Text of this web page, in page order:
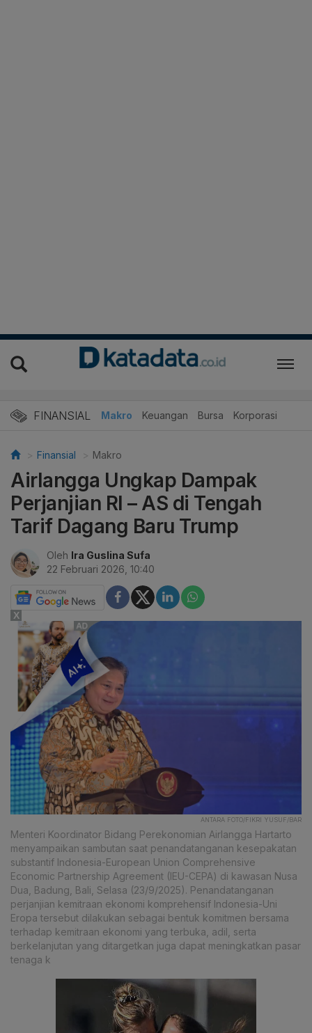
FINANSIAL Makro Keuangan Bursa Korporasi
Finansial Makro
Airlangga Ungkap Dampak
Perjanjian RI – AS di Tengah
Tarif Dagang Baru Trump
Oleh Ira Guslina Sufa
22 Februari 2026, 10:40
ANTARA FOTO/FIKRI YUSUF/BAR
Menteri Koordinator Bidang Perekonomian Airlangga Hartarto
menyampaikan sambutan saat penandatanganan kesepakatan
substantif Indonesia-European Union Comprehensive
Economic Partnership Agreement (IEU-CEPA) di kawasan Nusa
Dua, Badung, Bali, Selasa (23/9/2025). Penandatanganan
perjanjian kemitraan ekonomi komprehensif Indonesia-Uni
Eropa tersebut dilakukan sebagai bentuk komitmen bersama
terhadap kemitraan ekonomi yang terbuka, adil, serta
berkelanjutan yang ditargetkan juga dapat meningkatkan pasar
tenaga k
X